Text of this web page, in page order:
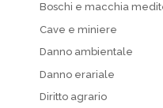
Boschi e macchia
Cave e miniere
Danno ambientale
Danno erariale
Diritto agrario